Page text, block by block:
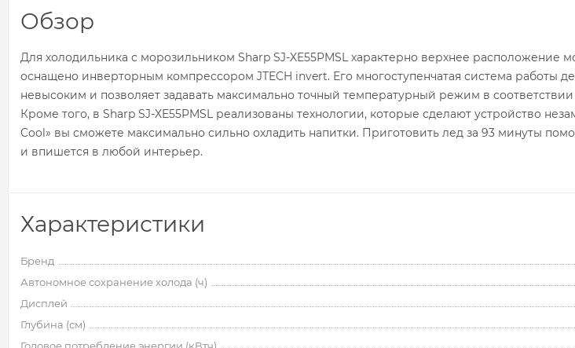
Обзор
Для холодильника с морозильником Sharp SJ-XE55PMSL характерно верхнее
оснащено инверторным компрессором JTECH invert. Его многоступенчатая система работы
невысоким и позволяет задавать максимально точный температурный режим в
Кроме того, в Sharp SJ-XE55PMSL реализованы технологии, которые сделают устройство
Cool» вы сможете максимально сильно охладить напитки. Приготовить лед за 93 минуты
и впишется в любой интерьер.
Характеристики
Бренд
Автономное сохранение холода (ч)
Дисплей
Глубина (см)